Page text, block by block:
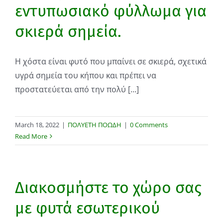
εντυπωσιακό φύλλωμα για
σκιερά σημεία.
Η χόστα είναι φυτό που μπαίνει σε σκιερά, σχετικά
υγρά σημεία του κήπου και πρέπει να
προστατεύεται από την πολύ [...]
March 18, 2022 | ΠΟΛΥΕΤΗ ΠΟΩΔΗ | 0 Comments
Read More
Διακοσμήστε το χώρο σας
με φυτά εσωτερικού